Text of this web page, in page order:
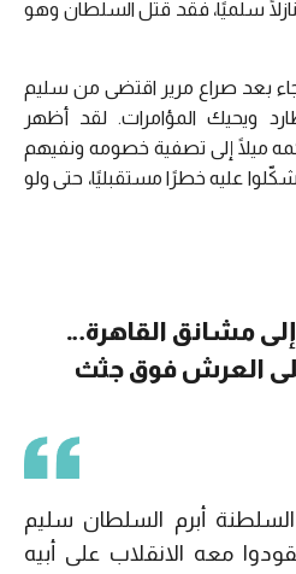
سلميًا، فقد قتل السلطان وهو
بعد صراع مرير اقتضى من سليم
ويحيك المؤامرات. لقد أظهر
ميلًا إلى تصفية خصومه ونفيهم
عليه خطرًا مستقبليًا، حتى ولو
مشانق القاهرة…
العرش فوق جثث
أبرم السلطان سليم
معه الانقلاب على أبيه